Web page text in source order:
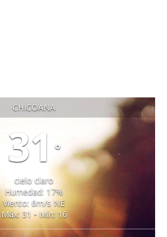
CHICOANA
31 °
cielo claro
Humedad: 17%
Viento: 6m/s NE
Máx: 31 • Mín: 16